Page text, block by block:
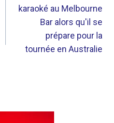
karaoké au Melbourne
Bar alors qu'il se
prépare pour la
tournée en Australie